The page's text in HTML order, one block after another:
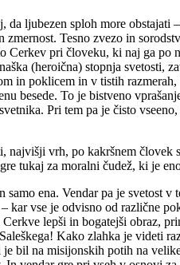
ljubezen sploh more
Tesno zvezo in
pri človeku, ki naj ga
(heroična) stopnja
in poklicem in v tistih
besede. To je bistveno
Pri tem pa je čisto
vrh, po kakršnem
tukaj za moralni čudež, ki je
ena. Vendar pa je
kar vse je odvisno od različne
lepši in bogatejši obraz,
Kako zlahka je videti
na misijonskih potih na